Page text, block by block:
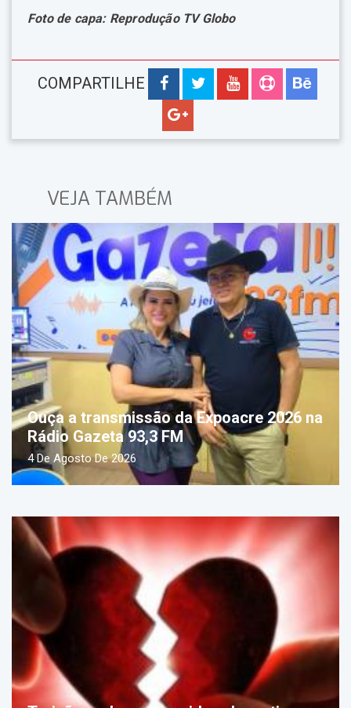
Foto de capa: Reprodução TV Globo
COMPARTILHE
VEJA TAMBÉM
Ouça a transmissão da Expoacre 2026 na
Rádio Gazeta 93,3 FM
4 De Agosto De 2026